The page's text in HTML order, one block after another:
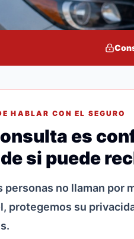
HABLAR CON EL SEGURO
es
si puede
personas no llaman por
protegemos su